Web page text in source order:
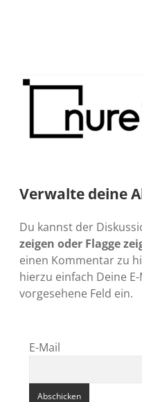
Meine
barcamper.at – Die
Alleinr – Der
S9y InfoCamp – Der
Nur
Blog
Verwalte deine
Du kannst der
zeigen oder Flagge
einen Kommentar zu
hierzu einfach Deine
vorgesehene Feld ein.
E-Mail